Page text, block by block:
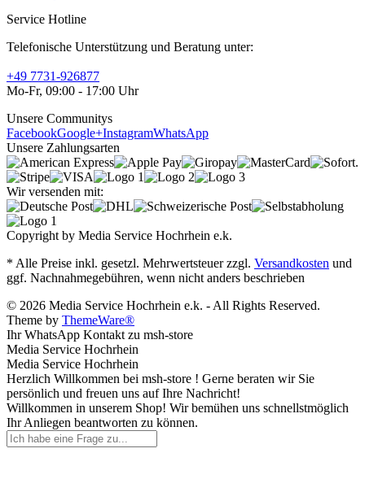
Service Hotline
Telefonische Unterstützung und Beratung unter:
+49 7731-926877
Mo-Fr, 09:00 - 17:00 Uhr
Unsere Communitys
FacebookGoogle+InstagramWhatsApp
Unsere Zahlungsarten
Wir versenden mit:
Copyright by Media Service Hochrhein e.k.
* Alle Preise inkl. gesetzl. Mehrwertsteuer zzgl. Versandkosten und
ggf. Nachnahmegebühren, wenn nicht anders beschrieben
© 2026 Media Service Hochrhein e.k. - All Rights Reserved.
Theme by ThemeWare®
Ihr WhatsApp Kontakt zu msh-store
Media Service Hochrhein
Media Service Hochrhein
Herzlich Willkommen bei msh-store ! Gerne beraten wir Sie
persönlich und freuen uns auf Ihre Nachricht!
Willkommen in unserem Shop! Wir bemühen uns schnellstmöglich
Ihr Anliegen beantworten zu können.